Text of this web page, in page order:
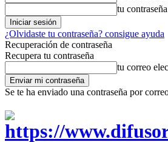
tu contraseña
¿Olvidaste tu contraseña? consigue ayuda
Recuperación de contraseña
Recupera tu contraseña
tu correo
Se te ha enviado una contraseña por